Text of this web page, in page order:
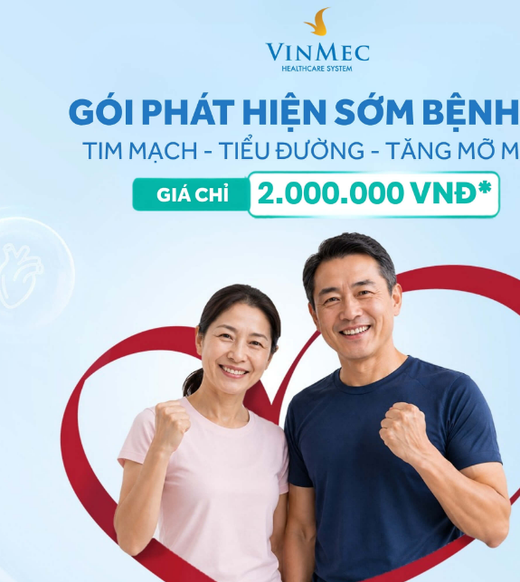
mật độ, cấu trúc và bề mặt. Một lá gan bị xơ hóa thường teo nhỏ,
nhổn, không đều thay vì trơn láng, mềm mịn.
cấu trúc gan cũng như chức năng gan, một số xét nghiệm xơ gan
sẽ làm cho số lượng tiểu cầu giảm, thiếu máu, rối loạn chức năng
chất đạm trong máu,
tăng men gannếuxơ gando tổn thương
gan sẽ được quan sát đầu tiên bằng công cụ siêu âm bụng, quan
đặc, đầy mô xơ hóa là dấu hiệu của
. Một số công cụ hình
dụng khi cần khảo sát chuyên sâu hơn như chụp cắt lớp vi tính để
gan bị xơ, trong nhu mô gan có chứa nhiều chất xơ hóa tân sinh,
gan sẽ giảm. Thông qua đó, việc đánh giá độ đàn hồi gan bằng
hiện sớm tình trạng xơ hóa gan cũng như giai đoạnxơ gan.
linh hoạt có gắn ánh sáng và camera ở cuối ống đưa vào miệng,
dạ dày nếu cho thấy dấu hiệu có các tĩnh mạch bị giãn lớn sẽ giúp
thức chẩn đoán xơ gancó tính xâm lấn nhưng lại là “tiêu chuẩn
này chỉ được đặt ra khi việc chẩn đoán khó khăn và với các
cách lấy một mẫu mô thông qua chọc kim xuyên da vào gan.
trường hợp,
xơ ganđược chẩn đoán trong quá trình phẫu thuật khi
bộ gan.